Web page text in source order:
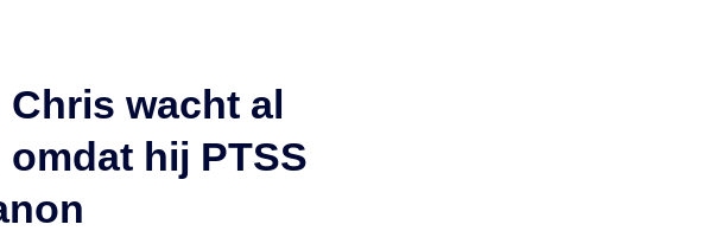
Chris wacht al
hij PTSS